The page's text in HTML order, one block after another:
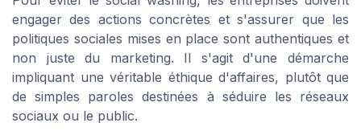
engager des actions concrètes et s'assurer que les
politiques sociales mises en place sont authentiques et
non juste du marketing. Il s'agit d'une démarche
impliquant une véritable éthique d'affaires, plutôt que
de simples paroles destinées à séduire les réseaux
sociaux ou le public.